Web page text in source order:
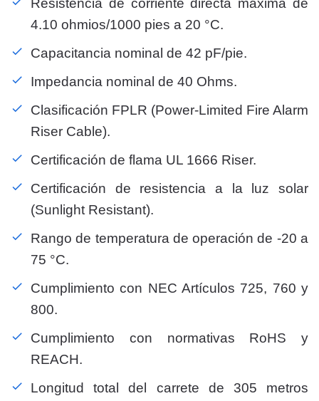
Resistencia de corriente directa máxima de
4.10 ohmios/1000 pies a 20 °C.
Capacitancia nominal de 42 pF/pie.
Impedancia nominal de 40 Ohms.
Clasificación FPLR (Power-Limited Fire Alarm
Riser Cable).
Certificación de flama UL 1666 Riser.
Certificación de resistencia a la luz solar
(Sunlight Resistant).
Rango de temperatura de operación de -20 a
75 °C.
Cumplimiento con NEC Artículos 725, 760 y
800.
Cumplimiento con normativas RoHS y
REACH.
Longitud total del carrete de 305 metros